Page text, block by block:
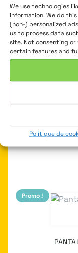
We use technologies
information. We do
(non-) personalized
us to process data
site. Not consenting
certain features and
Politique de
Promo !
Promo !